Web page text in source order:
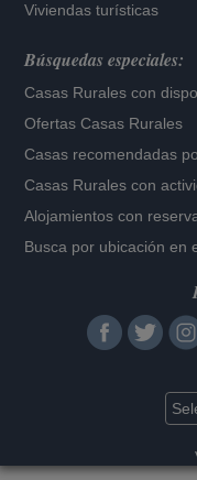
Viviendas turísticas
Búsquedas especiales:
Casas Rurales con
Ofertas Casas Rurales
Casas recomendadas
Casas Rurales con
Alojamientos con
Busca por ubicación en